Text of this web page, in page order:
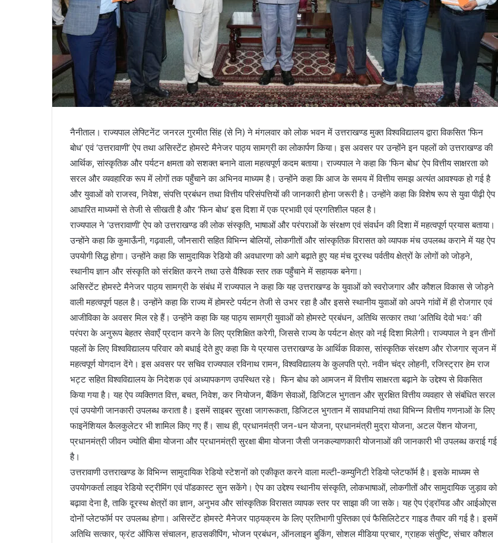
नैनीताल। राज्यपाल लेफ्टिनेंट जनरल गुरमीत सिंह (से नि) ने मंगलवार को लोक भवन में उत्तराखण्ड मुक्त विश्वविद्यालय द्वारा विकसित ‘फिन
बोध’ एवं ‘उत्तरावाणी’ ऐप तथा असिस्टेंट होमस्टे मैनेजर पाठ्य सामग्री का लोकार्पण किया। इस अवसर पर उन्होंने इन पहलों को उत्तराखण्ड की
आर्थिक, सांस्कृतिक और पर्यटन क्षमता को सशक्त बनाने वाला महत्वपूर्ण कदम बताया। राज्यपाल ने कहा कि ‘फिन बोध’ ऐप वित्तीय साक्षरता को
सरल और व्यवहारिक रूप में लोगों तक पहुँचाने का अभिनव माध्यम है। उन्होंने कहा कि आज के समय में वित्तीय समझ अत्यंत आवश्यक हो गई है
और युवाओं को राजस्व, निवेश, संपत्ति प्रबंधन तथा वित्तीय परिसंपत्तियों की जानकारी होना जरूरी है। उन्होंने कहा कि विशेष रूप से युवा पीढ़ी ऐप
आधारित माध्यमों से तेजी से सीखती है और ‘फिन बोध’ इस दिशा में एक प्रभावी एवं प्रगतिशील पहल है।
राज्यपाल ने ‘उत्तरावाणी’ ऐप को उत्तराखण्ड की लोक संस्कृति, भाषाओं और परंपराओं के संरक्षण एवं संवर्धन की दिशा में महत्वपूर्ण प्रयास बताया।
उन्होंने कहा कि कुमाऊँनी, गढ़वाली, जौनसारी सहित विभिन्न बोलियों, लोकगीतों और सांस्कृतिक विरासत को व्यापक मंच उपलब्ध कराने में यह ऐप
उपयोगी सिद्ध होगा। उन्होंने कहा कि सामुदायिक रेडियो की अवधारणा को आगे बढ़ाते हुए यह मंच दूरस्थ पर्वतीय क्षेत्रों के लोगों को जोड़ने,
स्थानीय ज्ञान और संस्कृति को संरक्षित करने तथा उसे वैश्विक स्तर तक पहुँचाने में सहायक बनेगा।
असिस्टेंट होमस्टे मैनेजर पाठ्य सामग्री के संबंध में राज्यपाल ने कहा कि यह उत्तराखण्ड के युवाओं को स्वरोजगार और कौशल विकास से जोड़ने
वाली महत्वपूर्ण पहल है। उन्होंने कहा कि राज्य में होमस्टे पर्यटन तेजी से उभर रहा है और इससे स्थानीय युवाओं को अपने गांवों में ही रोजगार एवं
आजीविका के अवसर मिल रहे हैं। उन्होंने कहा कि यह पाठ्य सामग्री युवाओं को होमस्टे प्रबंधन, अतिथि सत्कार तथा ‘अतिथि देवो भवः’ की
परंपरा के अनुरूप बेहतर सेवाएँ प्रदान करने के लिए प्रशिक्षित करेगी, जिससे राज्य के पर्यटन क्षेत्र को नई दिशा मिलेगी। राज्यपाल ने इन तीनों
पहलों के लिए विश्वविद्यालय परिवार को बधाई देते हुए कहा कि ये प्रयास उत्तराखण्ड के आर्थिक विकास, सांस्कृतिक संरक्षण और रोजगार सृजन में
महत्वपूर्ण योगदान देंगे। इस अवसर पर सचिव राज्यपाल रविनाथ रामन, विश्वविद्यालय के कुलपति प्रो. नवीन चंद्र लोहनी, रजिस्ट्रार हेम राज
भट्ट सहित विश्वविद्यालय के निदेशक एवं अध्यापकगण उपस्थित रहे। फिन बोध को आमजन में वित्तीय साक्षरता बढ़ाने के उद्देश्य से विकसित
किया गया है। यह ऐप व्यक्तिगत वित्त, बचत, निवेश, कर नियोजन, बैंकिंग सेवाओं, डिजिटल भुगतान और सुरक्षित वित्तीय व्यवहार से संबंधित सरल
एवं उपयोगी जानकारी उपलब्ध कराता है। इसमें साइबर सुरक्षा जागरूकता, डिजिटल भुगतान में सावधानियां तथा विभिन्न वित्तीय गणनाओं के लिए
फाइनेंशियल कैलकुलेटर भी शामिल किए गए हैं। साथ ही, प्रधानमंत्री जन-धन योजना, प्रधानमंत्री मुद्रा योजना, अटल पेंशन योजना,
प्रधानमंत्री जीवन ज्योति बीमा योजना और प्रधानमंत्री सुरक्षा बीमा योजना जैसी जनकल्याणकारी योजनाओं की जानकारी भी उपलब्ध कराई गई
है।
उत्तरावाणी उत्तराखण्ड के विभिन्न सामुदायिक रेडियो स्टेशनों को एकीकृत करने वाला मल्टी-कम्युनिटी रेडियो प्लेटफॉर्म है। इसके माध्यम से
उपयोगकर्ता लाइव रेडियो स्ट्रीमिंग एवं पॉडकास्ट सुन सकेंगे। ऐप का उद्देश्य स्थानीय संस्कृति, लोकभाषाओं, लोकगीतों और सामुदायिक जुड़ाव को
बढ़ावा देना है, ताकि दूरस्थ क्षेत्रों का ज्ञान, अनुभव और सांस्कृतिक विरासत व्यापक स्तर पर साझा की जा सके। यह ऐप एंड्रॉयड और आईओएस
दोनों प्लेटफॉर्म पर उपलब्ध होगा। असिस्टेंट होमस्टे मैनेजर पाठ्यक्रम के लिए प्रतिभागी पुस्तिका एवं फैसिलिटेटर गाइड तैयार की गई है। इसमें
अतिथि सत्कार, फ्रंट ऑफिस संचालन, हाउसकीपिंग, भोजन प्रबंधन, ऑनलाइन बुकिंग, सोशल मीडिया प्रचार, ग्राहक संतुष्टि, संचार कौशल